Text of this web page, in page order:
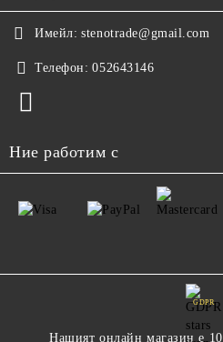
Имейл: stenotrade@gmail.com
Телефон: 052643146
Ние работим с
GDPR
Нашият онлайн магазин е